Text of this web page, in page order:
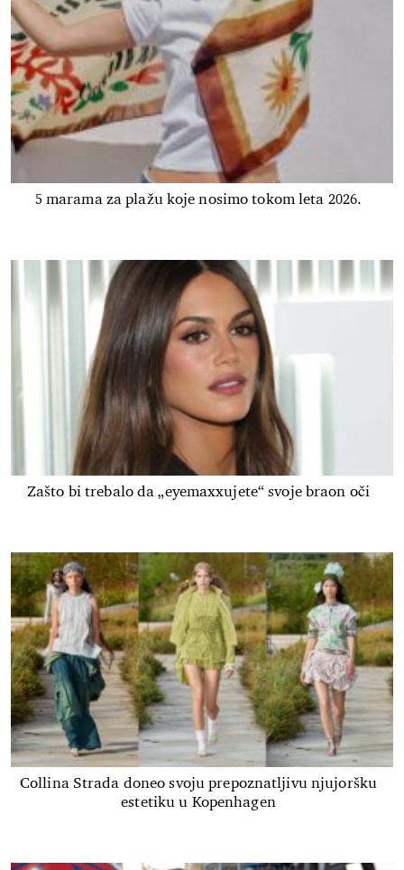
5 marama za plažu koje nosimo tokom leta 2026.
Zašto bi trebalo da „eyemaxxujete“ svoje braon oči
Collina Strada doneo svoju prepoznatljivu njujoršku
estetiku u Kopenhagen